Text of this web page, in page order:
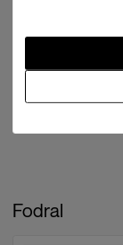
Cellular Dongle 2
SEK 1,359
Fodral